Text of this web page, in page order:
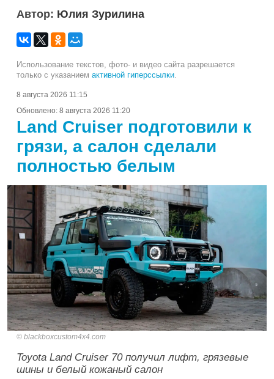
Автор: Юлия Зурилина
Использование текстов, фото- и видео сайта разрешается
только с указанием активной гиперссылки
8 августа 2026 11:15
Обновлено: 8 августа 2026 11:20
Land Cruiser подготовили к
грязи, а салон сделали
полностью белым
blackboxcustom4x4.com
Toyota Land Cruiser 70 получил лифт, грязевые
шины и белый кожаный салон